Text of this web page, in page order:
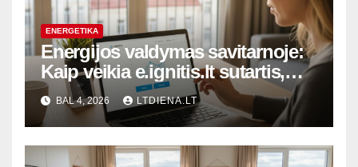
ENERGETIKA
Energijos valdymas savitarnoje:
Kaip veikia e.ignitis.lt sutartis,
planų keitimas ir sąskaitų
optimizavimas
BAL 4, 2026 LTDIENA.LT